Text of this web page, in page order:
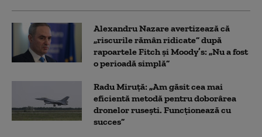
Alexandru Nazare avertizează că
„riscurile rămân ridicate” după
rapoartele Fitch și Moody’s: „Nu a fost
o perioadă simplă”
Radu Miruță: „Am găsit cea mai
eficientă metodă pentru doborârea
dronelor rusești. Funcționează cu
succes”